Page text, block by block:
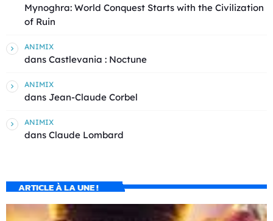
Mynoghra: World Conquest Starts with the Civilization
of Ruin
ANIMIX
dans Castlevania : Noctune
ANIMIX
dans Jean-Claude Corbel
ANIMIX
dans Claude Lombard
ARTICLE À LA UNE !